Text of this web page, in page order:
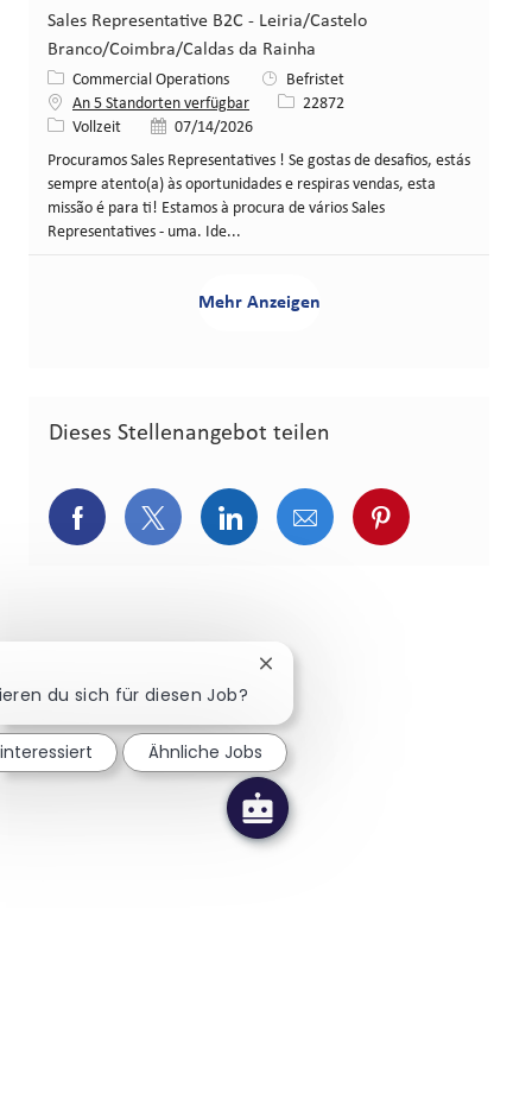
Sales Representative B2C - Leiria/Castelo
Branco/Coimbra/Caldas da Rainha
Kategorie
Commercial Operations
Befristet
An 5 Standorten verfügbar
Stellen-ID
22872
Art der Stelle
Vollzeit Veröffentlicht am
07/14/2026
Procuramos Sales Representatives ! Se gostas de desafios, estás
sempre atento(a) às oportunidades e respiras vendas, esta
missão é para ti! Estamos à procura de vários Sales
Representatives - uma. Ide...
Mehr Anzeigen
Dieses Stellenangebot teilen
Über Facebook teilen
Über Twitter teilen
Über LinkedIn teilen
Über E-Mail teilen
Über
du sich für diesen Job?
Chatbot-Benachrichtigung
Ähnliche Jobs